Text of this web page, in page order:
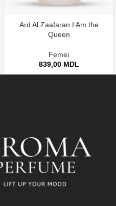
Ard Al Zaafaran I Am the
Queen
Femei
839,00 MDL